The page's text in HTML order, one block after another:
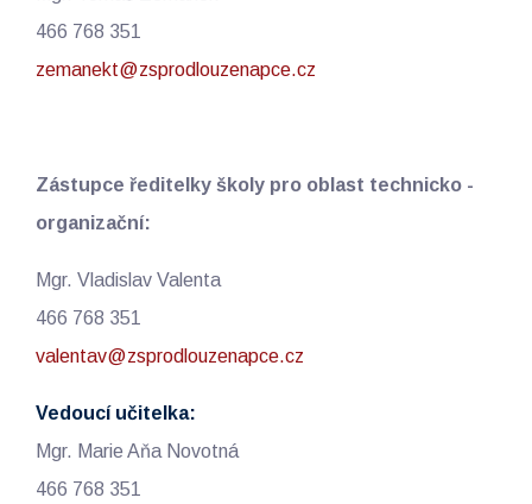
466 768 351
zemanekt@zsprodlouzenapce.cz
Zástupce ředitelky školy pro oblast technicko -
organizační:
Mgr. Vladislav Valenta
466 768 351
valentav@zsprodlouzenapce.cz
Vedoucí učitelka:
Mgr. Marie Aňa Novotná
466 768 351